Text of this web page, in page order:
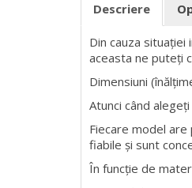
Descriere
Din cauza
aceasta ne puteți
Dimensiuni
Atunci când
Fiecare model
fiabile și sunt
În funcție de